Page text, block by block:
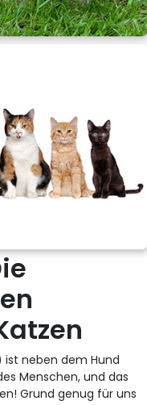
ist neben dem Hund
Menschen, und das
Grund genug für uns